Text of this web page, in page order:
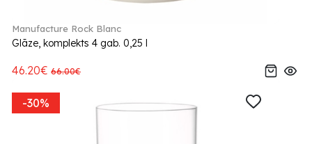
Manufacture Rock Blanc
Glāze, komplekts 4 gab. 0,25 l
46.20€ 66.00€
-30%